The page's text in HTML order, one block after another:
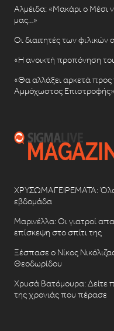
Αλμέιδα: «Μακάρι ο Μέσι
μας…»
Οι διαιτητές των φιλικών
«Η ανοικτή προπόνηση
«Θα αλλάξει αρκετά προς
Αμμόχωστος Επιστροφής»
ΧΡΥΣΩΜΑΓΕΙΡΕΜΑΤΑ:
εβδομάδα
Μαρινέλλα: Οι γιατροί
επίσκεψη στο σπίτι της
Ξέσπασε ο Νίκος
Θεοδωρίδου
Χρυσά Βατόμουρα: Δείτε
της χρονιάς που πέρασε